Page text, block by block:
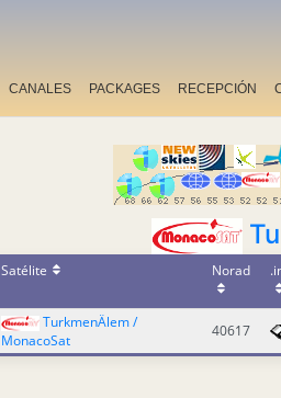
CANALES PACKAGES RECEPCIÓN
Satélite Norad
TurkmenÄlem /
MonacoSat
40617